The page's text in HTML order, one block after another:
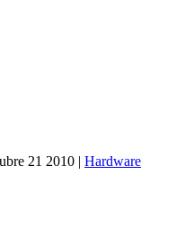
21 2010 | Hardware